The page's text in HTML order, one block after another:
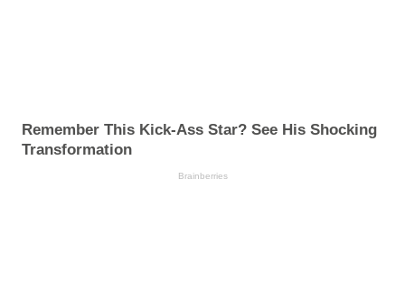
Remember This Kick-Ass Star? See His Shocking
Transformation
Brainberries